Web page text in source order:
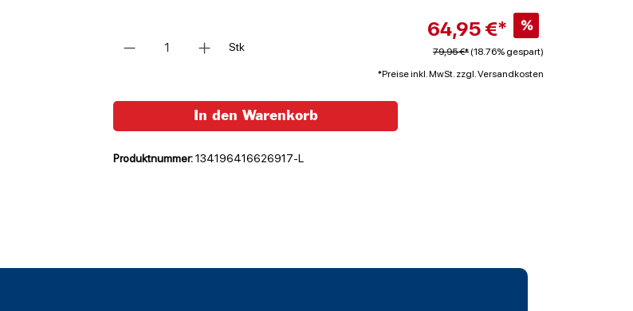
Stk
64,95 €* %
79,95 €* (18.76% gespart)
*Preise inkl. MwSt. zzgl. Versandkosten
In den Warenkorb
Produktnummer:134196416626917-L